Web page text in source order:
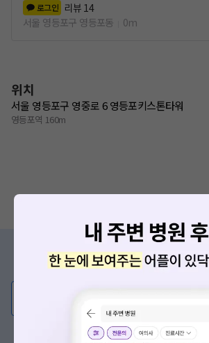
로그인 리뷰 14
서울 영등포구 영등포동
0m
위치
서울 영등포구 영중로 6 영등포키스톤타워
영등포역 160m
증상/치료, 궁금한 점이
의사가 직접 답해드려요!
혹은, 의료상담 서비스에 다양한 게시